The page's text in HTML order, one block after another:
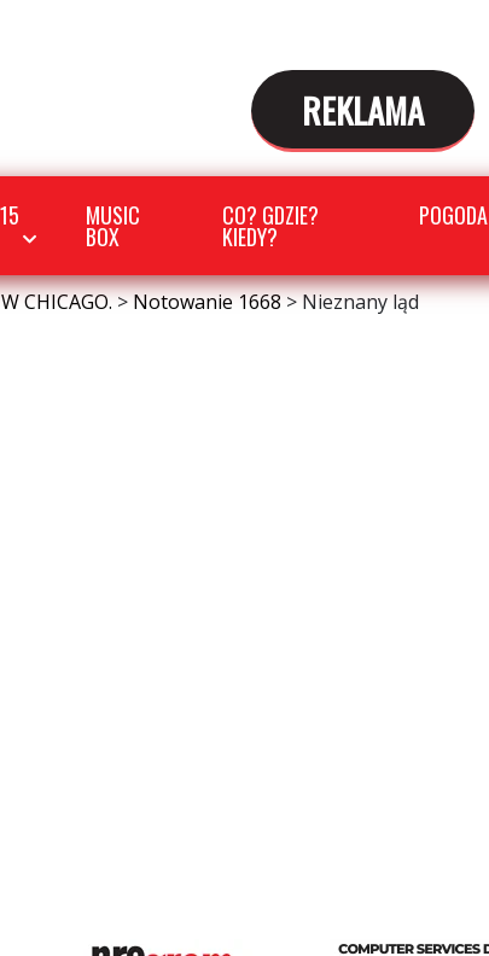
REKLAMA
MUSIC
BOX
CO? GDZIE?
KIEDY?
POGODA
CHICAGO.>Notowanie 1668>Nieznany ląd